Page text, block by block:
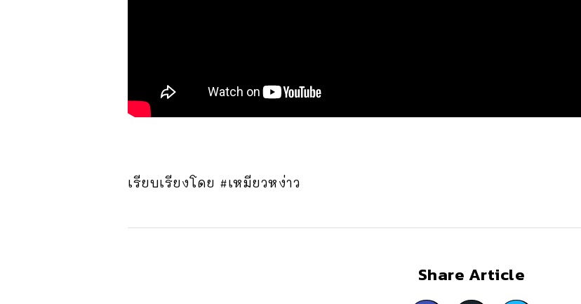
เรียบเรียงโดย #เหมียวหง่าว
Share Article